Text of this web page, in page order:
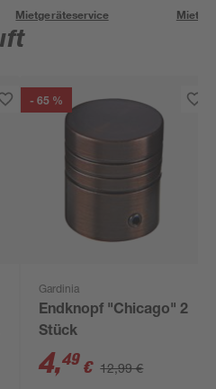
Mietgeräteservice
- 65 %
Gardinia
Endknopf "Chicago" 2
Stück
4,49 € 12,99 €